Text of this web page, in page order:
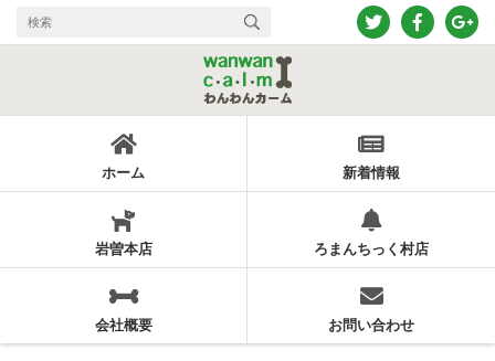
ホーム 新着情報
岩曽本店 ろまんちっく村店
会社概要 お問い合わせ